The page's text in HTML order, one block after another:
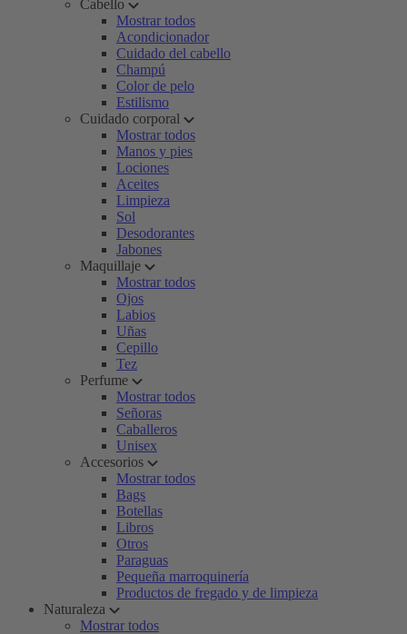
Cabello
Mostrar todos
Acondicionador
Cuidado del cabello
Champú
Color de pelo
Estilismo
Cuidado corporal
Mostrar todos
Manos y pies
Lociones
Aceites
Limpieza
Sol
Desodorantes
Jabones
Maquillaje
Mostrar todos
Ojos
Labios
Uñas
Cepillo
Tez
Perfume
Mostrar todos
Señoras
Caballeros
Unisex
Accesorios
Mostrar todos
Bags
Botellas
Libros
Otros
Paraguas
Pequeña marroquinería
Productos de fregado y de limpieza
Naturaleza
Mostrar todos